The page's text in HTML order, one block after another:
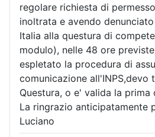
regolare richiesta di
inoltrata e avendo
Italia alla questura di
modulo), nelle 48 ore
espletato la procedura di
comunicazione all'INPS,devo
Questura, o e' valida la prima
La ringrazio anticipatamente
Luciano